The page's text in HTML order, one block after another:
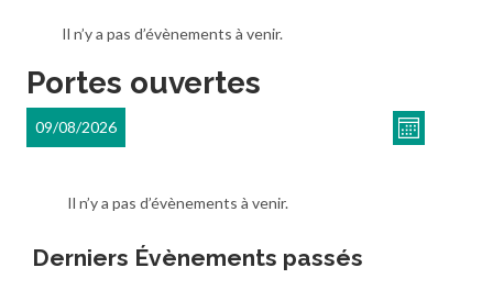
Il n’y a pas d’évènements à venir.
Portes ouvertes
par
de
Mois
09/08/2026
Il n’y a pas d’évènements à venir.
Derniers Évènements passés